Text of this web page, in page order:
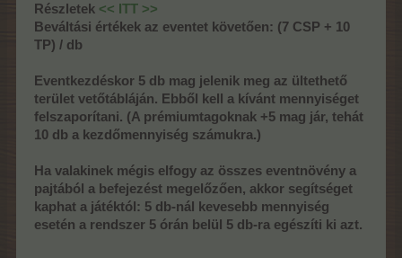
Részletek << ITT >>
Beváltási értékek az eventet követően: (7 CSP + 10
TP) / db
Eventkezdéskor 5 db mag jelenik meg az ültethető
terület vetőtábláján. Ebből kell a kívánt mennyiséget
felszaporítani. (A prémiumtagoknak +5 mag jár, tehát
10 db a kezdőmennyiség számukra.)
Ha valakinek mégis elfogy az összes eventnövény a
pajtából a befejezést megelőzően, akkor segítséget
kaphat a játéktól: 5 db-nál kevesebb mennyiség
esetén a rendszer 5 órán belül 5 db-ra egészíti ki azt.